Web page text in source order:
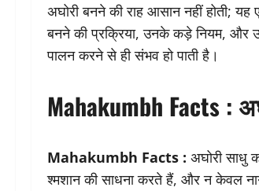
अघोरी बनने की राह आसान नहीं होती; यह
बनने की प्रक्रिया, उनके कड़े नियम, और
पालन करने से ही संभव हो पाती है।
Mahakumbh Facts :
Mahakumbh Facts : अघोरी साधु
श्मशान की साधना करते हैं, और न केवल